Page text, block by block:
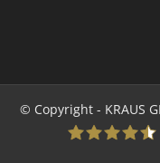
© Copyright - KRAUS